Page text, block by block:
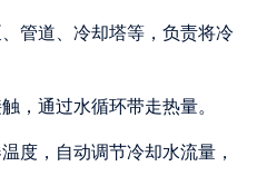
管道、冷却塔等，负责将冷
，通过水循环带走热量。
度，自动调节冷却水流量，